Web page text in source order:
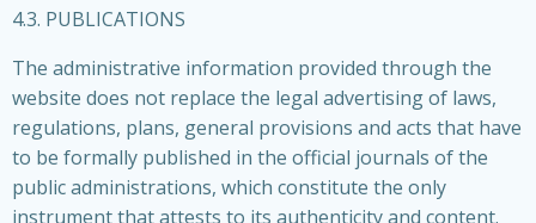
4.3. PUBLICATIONS
The administrative information provided through the
website does not replace the legal advertising of laws,
regulations, plans, general provisions and acts that have
to be formally published in the official journals of the
public administrations, which constitute the only
instrument that attests to its authenticity and content.